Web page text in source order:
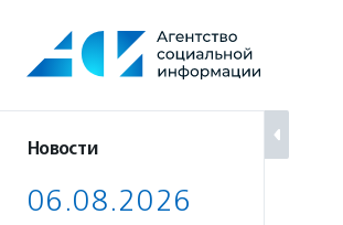
содержанию
Новости
06.08.2026